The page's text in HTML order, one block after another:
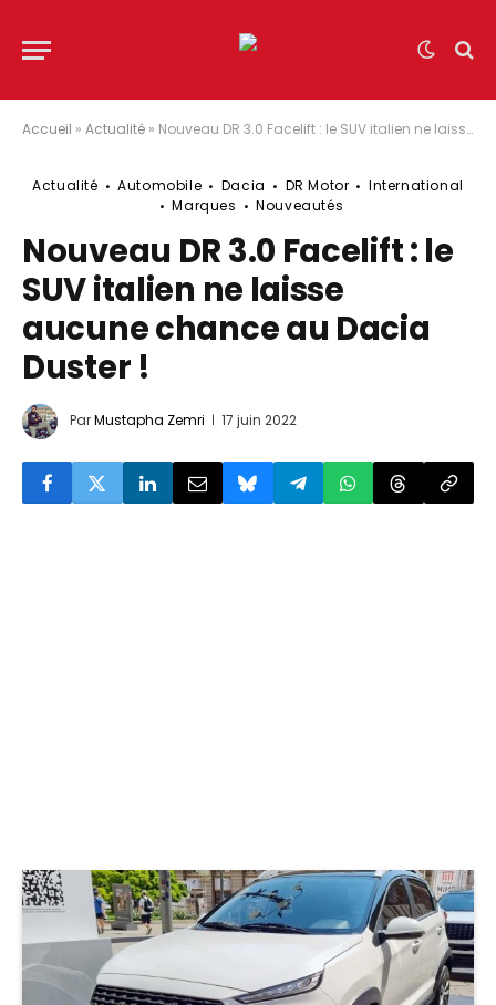
Accueil » Actualité » Nouveau DR 3.0 Facelift : le SUV italien ne laisse aucune chance au Dacia Duster !
Actualité Automobile Dacia DR Motor
International
Marques
Nouveautés
Nouveau DR 3.0 Facelift : le
SUV italien ne laisse
aucune chance au Dacia
Duster !
ParMustapha Zemri 17 juin 2022